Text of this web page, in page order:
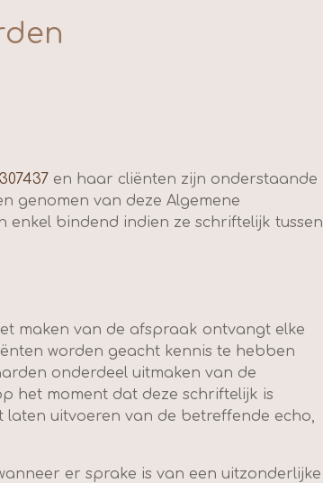
en haar cliënten zijn onderstaande
genomen van deze Algemene
enkel bindend indien ze schriftelijk tussen
maken van de afspraak ontvangt elke
worden geacht kennis te hebben
onderdeel uitmaken van de
het moment dat deze schriftelijk is
laten uitvoeren van de betreffende echo,
er sprake is van een uitzonderlijke